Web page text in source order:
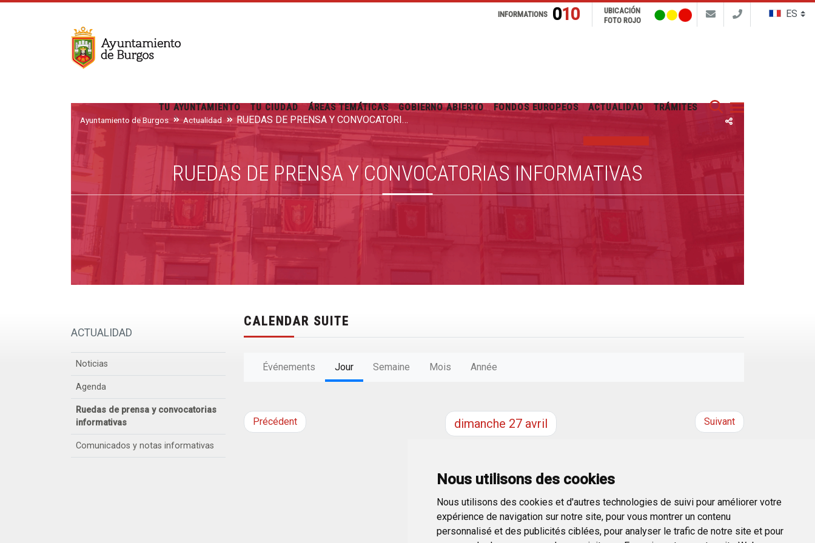
Nous utilisons des cookies
Nous utilisons des cookies et d'autres technologies de suivi pour améliorer votre
expérience de navigation sur notre site, pour vous montrer un contenu
personnalisé et des publicités ciblées, pour analyser le trafic de notre site et pour
Buscar
INFORMATIONS 010
UBICACIÓN
FOTO ROJO
TU AYUNTAMIENTO TU CIUDAD ÁREAS TEMÁTICAS GOBIERNO ABIERTO FONDOS EUROPEOS ACTUALIDAD TRÁMITES
Ayuntamiento de Burgos Actualidad RUEDAS DE PRENSA Y CONVOCATORIAS INFORMATIVAS
RUEDAS DE PRENSA Y CONVOCATORIAS INFORMATIVAS
ACTUALIDAD
Noticias
Agenda
Ruedas de prensa y convocatorias
informativas
Comunicados y notas informativas
CALENDAR SUITE
Événements Jour Semaine Mois Année
Précédent dimanche 27 avril Suivant